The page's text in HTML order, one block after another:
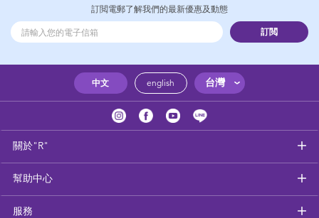
尿片及濕紙巾
餵哺及嬰兒食品
健康及安全用品
嬰兒手推車
訂閲電郵了解我們的最新優惠及動態
訂閲
中文 english 台灣
關於"R"
幫助中心
服務